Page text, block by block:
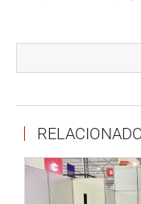
no menos de 600
los últimos diez
para el país es la
también la pequeña
quedan en los
economía.